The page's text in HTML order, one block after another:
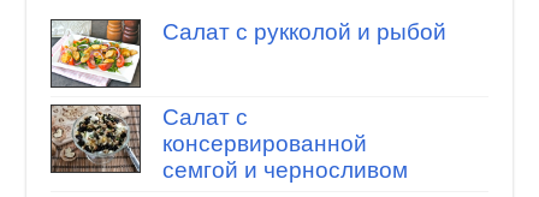
Салат с рукколой и рыбой
Салат с
консервированной
семгой и черносливом